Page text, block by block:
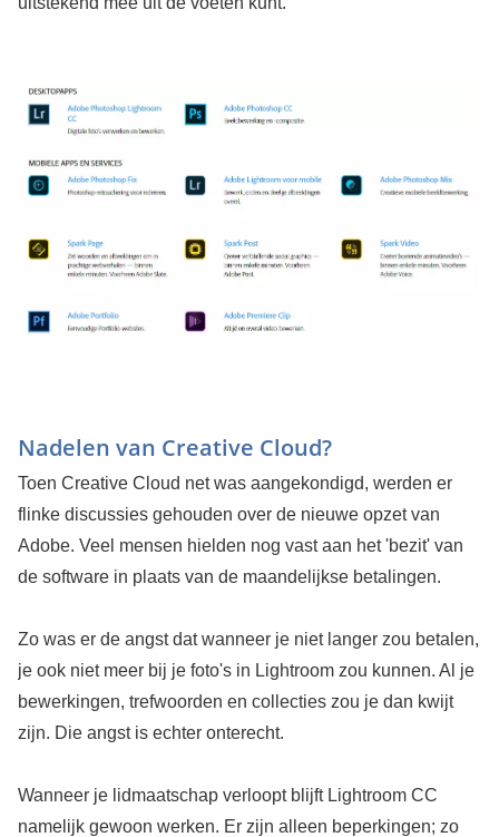
Nadelen van Creative Cloud?
Toen Creative Cloud net was aangekondigd, werden er
flinke discussies gehouden over de nieuwe opzet van
Adobe. Veel mensen hielden nog vast aan het 'bezit' van
de software in plaats van de maandelijkse betalingen.
Zo was er de angst dat wanneer je niet langer zou betalen,
je ook niet meer bij je foto's in Lightroom zou kunnen. Al je
bewerkingen, trefwoorden en collecties zou je dan kwijt
zijn. Die angst is echter onterecht.
Wanneer je lidmaatschap verloopt blijft Lightroom CC
namelijk gewoon werken. Er zijn alleen beperkingen; zo